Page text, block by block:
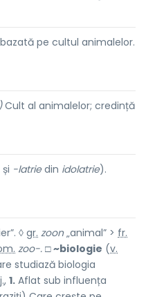
pe cultul animalelor.
Cult al animalelor; credință
-latriedin idolatrie).
◊ gr. zoon„animal” > fr.
zoo-. □~biologie (v.
studiază biologia
, 1. Aflat sub influența